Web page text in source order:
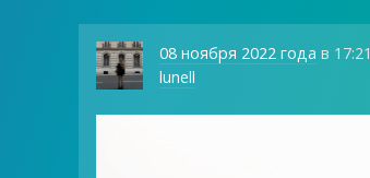
08 ноября 2022 года в 17:21
lunell